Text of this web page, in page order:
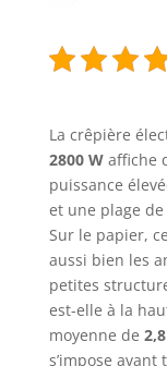
La crêpière
2800 Waffiche
puissance
et une plage de
Sur le papier,
aussi bien les
petites
est-elle à la
moyenne de
s’impose